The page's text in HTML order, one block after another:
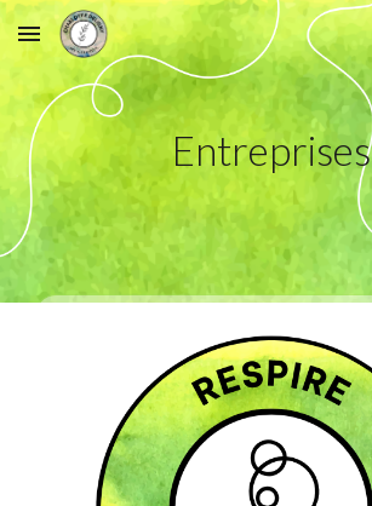
Skip to main content
Entreprises